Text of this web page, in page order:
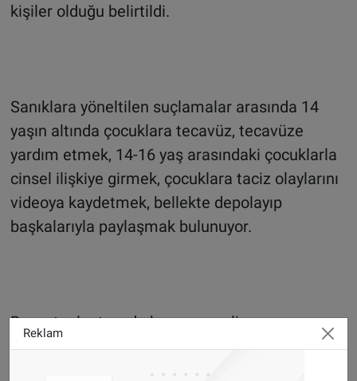
kişiler olduğu belirtildi.
Sanıklara yöneltilen suçlamalar arasında 14
yaşın altında çocuklara tecavüz, tecavüze
yardım etmek, 14-16 yaş arasındaki çocuklarla
cinsel ilişkiye girmek, çocuklara taciz olaylarını
videoya kaydetmek, bellekte depolayıp
başkalarıyla paylaşmak bulunuyor.
Basın toplantısında konuşan polis
yetkililerinden Hilde Reikrås sanıkların
evlerinde ve bilgisayarlarında yapılan
Reklam